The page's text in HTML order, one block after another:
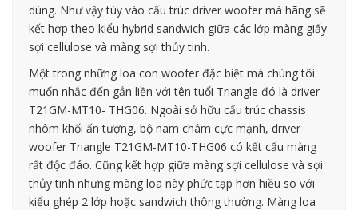
dùng. Như vậy tùy vào cấu trúc driver woofer mà hãng sẽ
kết hợp theo kiểu hybrid sandwich giữa các lớp màng giấy
sợi cellulose và màng sợi thủy tinh.
Một trong những loa con woofer đặc biệt mà chúng tôi
muốn nhắc đến gắn liền với tên tuổi Triangle đó là driver
T21GM-MT10- THG06. Ngoài sở hữu cấu trúc chassis
nhôm khối ấn tượng, bộ nam châm cực mạnh, driver
woofer Triangle T21GM-MT10-THG06 có kết cấu màng
rất độc đáo. Cũng kết hợp giữa màng sợi cellulose và sợi
thủy tinh nhưng màng loa này phức tạp hơn hiều so với
kiểu ghép 2 lớp hoặc sandwich thông thường. Màng loa